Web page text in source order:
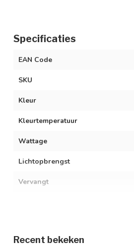
Specificaties
EAN Code
SKU
Kleur
Kleurtemperatuur
Wattage
Lichtopbrengst
Vervangt
Recent bekeken